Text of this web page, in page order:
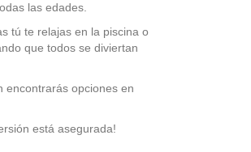
las edades.
tú te relajas en la piscina o
que todos se diviertan
encontrarás opciones en
está asegurada!